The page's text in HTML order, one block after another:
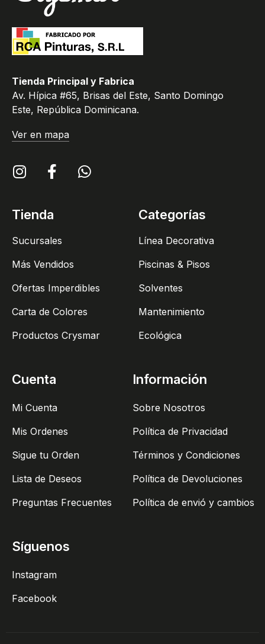
Tienda Principal y Fabrica
Av. Hípica #65, Brisas del Este, Santo Domingo
Este, República Dominicana.
Ver en mapa
Tienda
Sucursales
Más Vendidos
Ofertas Imperdibles
Carta de Colores
Productos Crysmar
Categorías
Línea Decorativa
Piscinas & Pisos
Solventes
Mantenimiento
Ecológica
Cuenta
Mi Cuenta
Mis Ordenes
Sigue tu Orden
Lista de Deseos
Preguntas Frecuentes
Información
Sobre Nosotros
Política de Privacidad
Términos y Condiciones
Política de Devoluciones
Política de envió y cambios
Síguenos
Instagram
Facebook